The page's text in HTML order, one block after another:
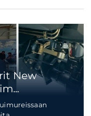
New